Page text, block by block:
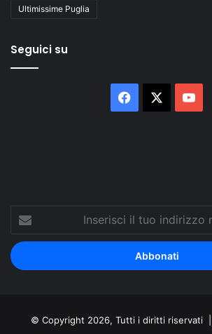
Ultimissime Puglia
Seguici su
Facebook
Inserisci
tuo
indirizzo
mail
© Copyright 2026, Tutti i diritti riservati |